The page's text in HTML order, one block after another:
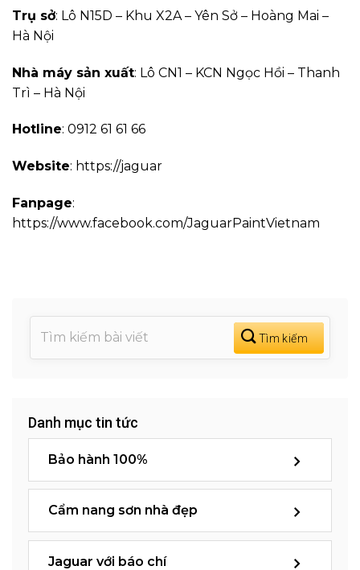
Trụ sở: Lô N15D – Khu X2A – Yên Sở – Hoàng Mai –
Hà Nội
Nhà máy sản xuất: Lô CN1 – KCN Ngọc Hồi – Thanh
Trì – Hà Nội
Hotline: 0912 61 61 66
Website: https://jaguar
Fanpage:
https://www.facebook.com/JaguarPaintVietnam
Danh mục tin tức
Bảo hành 100%
Cẩm nang sơn nhà đẹp
Jaguar với báo chí